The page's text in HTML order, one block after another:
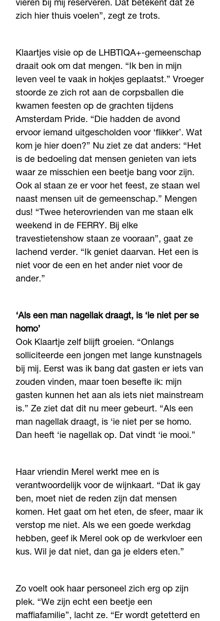
vieren bij mij reserveren. Dat betekent dat ze
zich hier thuis voelen”, zegt ze trots.
Klaartjes visie op de LHBTIQA+-gemeenschap
draait ook om dat mengen. “Ik ben in mijn
leven veel te vaak in hokjes geplaatst.” Vroeger
stoorde ze zich rot aan de corpsballen die
kwamen feesten op de grachten tijdens
Amsterdam Pride. “Die hadden de avond
ervoor iemand uitgescholden voor ‘flikker’. Wat
kom je hier doen?” Nu ziet ze dat anders: “Het
is de bedoeling dat mensen genieten van iets
waar ze misschien een beetje bang voor zijn.
Ook al staan ze er voor het feest, ze staan wel
naast mensen uit de gemeenschap.” Mengen
dus! “Twee heterovrienden van me staan elk
weekend in de FERRY. Bij elke
travestietenshow staan ze vooraan”, gaat ze
lachend verder. “Ik geniet daarvan. Het een is
niet voor de een en het ander niet voor de
ander.”
‘Als een man nagellak draagt, is ‘ie niet per se
homo’
Ook Klaartje zelf blijft groeien. “Onlangs
solliciteerde een jongen met lange kunstnagels
bij mij. Eerst was ik bang dat gasten er iets van
zouden vinden, maar toen besefte ik: mijn
gasten kunnen het aan als iets niet mainstream
is.” Ze ziet dat dit nu meer gebeurt. “Als een
man nagellak draagt, is ‘ie niet per se homo.
Dan heeft ‘ie nagellak op. Dat vindt ‘ie mooi.”
Haar vriendin Merel werkt mee en is
verantwoordelijk voor de wijnkaart. “Dat ik gay
ben, moet niet de reden zijn dat mensen
komen. Het gaat om het eten, de sfeer, maar ik
verstop me niet. Als we een goede werkdag
hebben, geef ik Merel ook op de werkvloer een
kus. Wil je dat niet, dan ga je elders eten.”
Zo voelt ook haar personeel zich erg op zijn
plek. “We zijn echt een beetje een
maffiafamilie”, lacht ze. “Er wordt getetterd en